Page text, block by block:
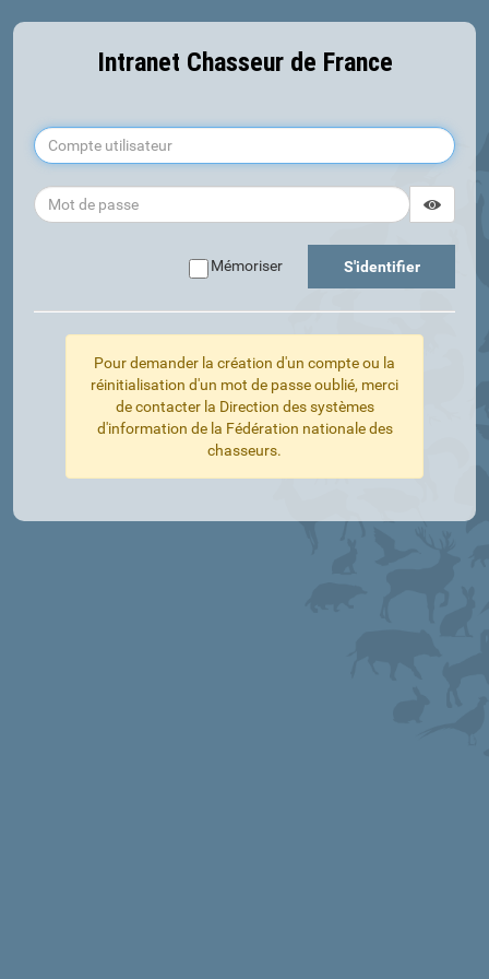
Intranet Chasseur de France
Mémoriser S'identifier
Pour demander la création d'un compte ou la
réinitialisation d'un mot de passe oublié, merci
de contacter la Direction des systèmes
d'information de la Fédération nationale des
chasseurs.